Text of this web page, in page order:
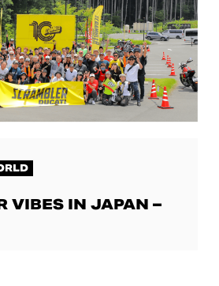
VIBES IN JAPAN –